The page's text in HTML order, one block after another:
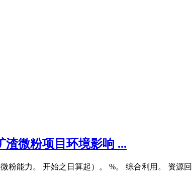
渣微粉项目环境影响 ...
粉能力。 开始之日算起）。 %。 综合利用。 资源